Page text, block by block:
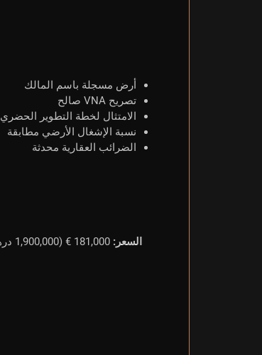
أرض مسجلة باسم المالك
تصريح VNA صالح
الامتثال لخطة التطوير الحضري
نسبة الإشغال الأرضي مطابقة
الضرائب العقارية محدثة
السعر: